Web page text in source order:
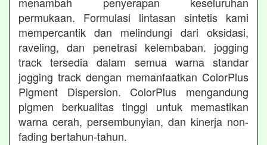
permukaan. Formulasi lintasan sintetis kami
mempercantik dan melindungi dari oksidasi,
raveling, dan penetrasi kelembaban. jogging
track tersedia dalam semua warna standar
jogging track dengan memanfaatkan ColorPlus
Pigment Dispersion. ColorPlus mengandung
pigmen berkualitas tinggi untuk memastikan
warna cerah, persembunyian, dan kinerja non-
fading bertahun-tahun.